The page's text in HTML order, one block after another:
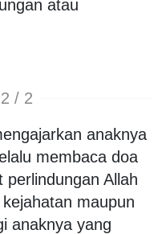
atau
/ 2
anaknya
membaca doa
Allah
maupun
anaknya yang